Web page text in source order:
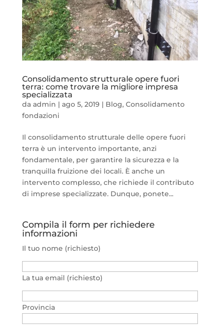
Consolidamento strutturale opere fuori
terra: come trovare la migliore impresa
specializzata
da admin | ago 5, 2019 | Blog, Consolidamento
fondazioni
Il consolidamento strutturale delle opere fuori
terra è un intervento importante, anzi
fondamentale, per garantire la sicurezza e la
tranquilla fruizione dei locali. È anche un
intervento complesso, che richiede il contributo
di imprese specializzate. Dunque, ponete...
Compila il form per richiedere
informazioni
Il tuo nome (richiesto)
La tua email (richiesto)
Provincia